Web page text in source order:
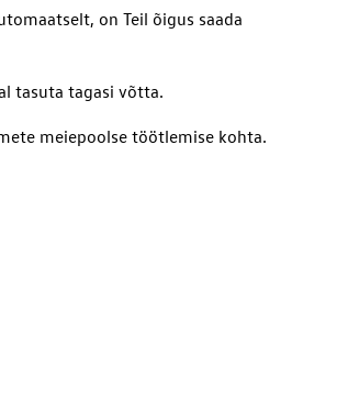
on Teil õigus saada
tasuta tagasi võtta.
meiepoolse töötlemise kohta.